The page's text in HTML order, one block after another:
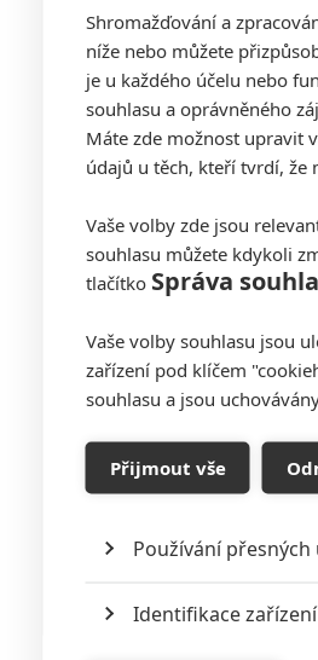
Shromažďování a
níže nebo můžete
je u každého účelu nebo
souhlasu a oprávněného
Máte zde možnost upravit
údajů u těch, kteří tvrdí, že
Vaše volby zde jsou
souhlasu můžete kdykoli
tlačítko Správa
Vaše volby souhlasu jsou
zařízení pod klíčem
souhlasu a jsou
Přijmout vše
Používání
Identifikace